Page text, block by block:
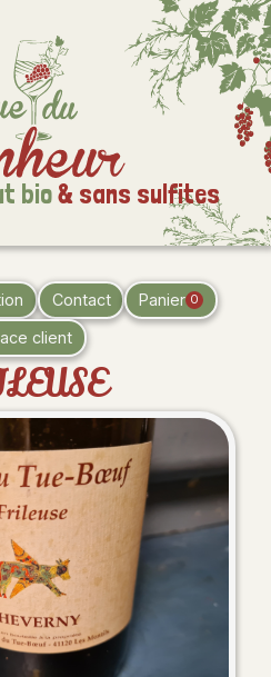
bio& sans sulfites
Contact Panier 0
client